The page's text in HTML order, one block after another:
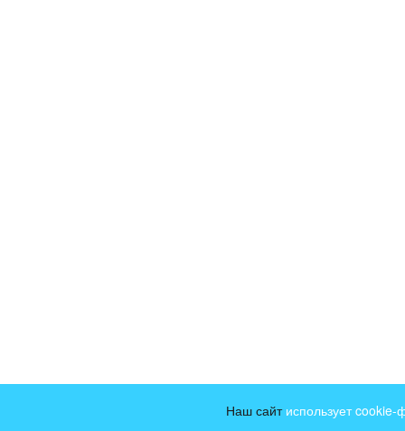
Наш сайт использует